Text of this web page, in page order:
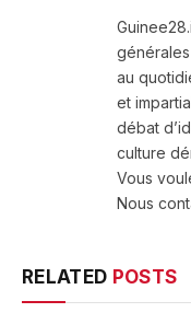
générales
au
et
débat
culture
Vous
Nous
RELATED POSTS